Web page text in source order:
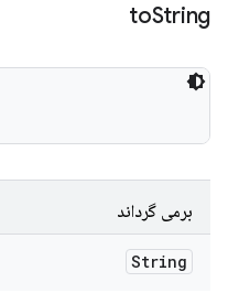
toString
برمی گرداند
String